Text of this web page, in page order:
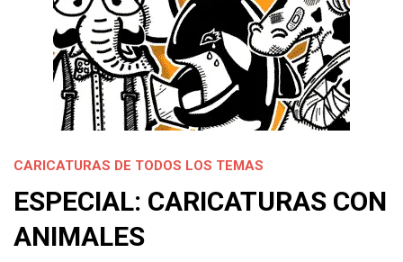
CARICATURAS DE TODOS LOS TEMAS
ESPECIAL: CARICATURAS CON
ANIMALES